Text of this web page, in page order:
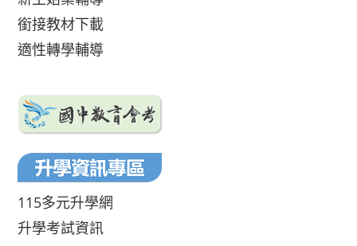
銜接教材下載
適性轉學輔導
115多元升學網
升學考試資訊